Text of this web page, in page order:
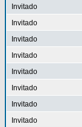
Invitado
Invitado
Invitado
Invitado
Invitado
Invitado
Invitado
Invitado